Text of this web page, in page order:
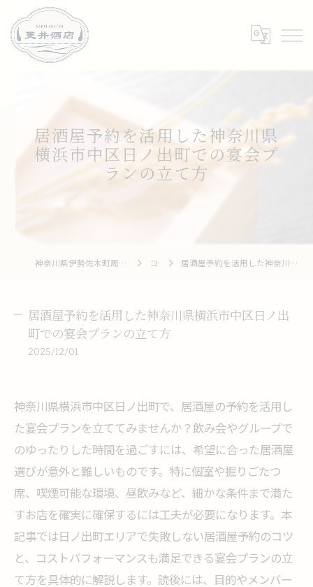
居酒屋予約を活用した神奈川県
横浜市中区日ノ出町での宴会プ
ランの立て方
神奈川県伊勢佐木町周辺の居酒屋なら和牛 To 釆菜 更井酒店 コラム 居酒屋予約を活用した神奈川県横浜市中区日ノ出町での宴会プランの立て方
居酒屋予約を活用した神奈川県横浜市中区日ノ出
町での宴会プランの立て方
2025/12/01
神奈川県横浜市中区日ノ出町で、居酒屋の予約を活用し
た宴会プランを立ててみませんか？飲み会やグループで
のゆったりした時間を過ごすには、希望に合った居酒屋
選びが意外と難しいものです。特に個室や掘りごたつ
席、喫煙可能な環境、昼飲みなど、細かな条件まで満た
すお店を確実に確保するには工夫が必要になります。本
記事では日ノ出町エリアで失敗しない居酒屋予約のコツ
と、コストパフォーマンスも満足できる宴会プランの立
て方を具体的に解説します。読後には、目的やメンバー